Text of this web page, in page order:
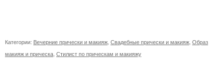
Категории: Вечерние прически и макияж, Свадебные прически и макияж, Образ
макияж и прическа, Стилист по прическам и макияжу